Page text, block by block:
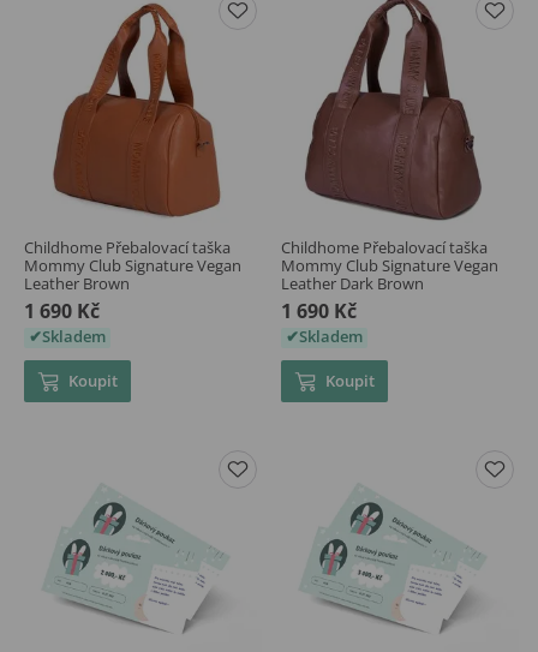
Childhome Přebalovací taška
Mommy Club Signature Vegan
Leather Brown
1 690 Kč
Skladem
Koupit
Childhome Přebalovací taška
Mommy Club Signature Vegan
Leather Dark Brown
1 690 Kč
Skladem
Koupit